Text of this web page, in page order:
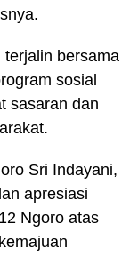
terjalin bersama
sosial
sasaran dan
Sri Indayani,
apresiasi
Ngoro atas